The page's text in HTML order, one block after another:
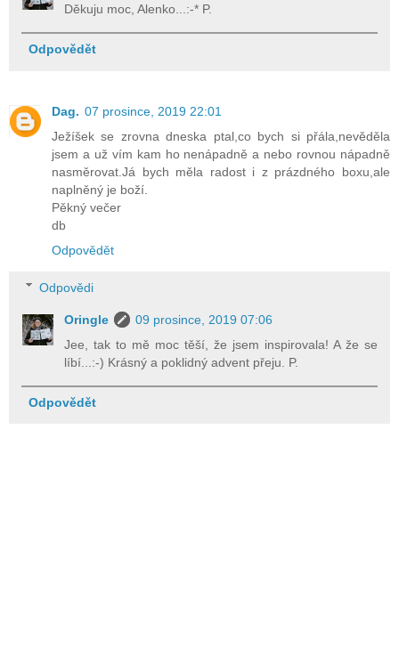
Děkuju moc, Alenko...:-* P.
Odpovědět
Dag. 07 prosince, 2019 22:01
Ježíšek se zrovna dneska ptal,co bych si přála,nevěděla
jsem a už vím kam ho nenápadně a nebo rovnou nápadně
nasměrovat.Já bych měla radost i z prázdného boxu,ale
naplněný je boží.
Pěkný večer
db
Odpovědět
Odpovědi
Oringle
09 prosince, 2019 07:06
Jee, tak to mě moc těší, že jsem inspirovala! A že se
líbí...:-) Krásný a poklidný advent přeju. P.
Odpovědět